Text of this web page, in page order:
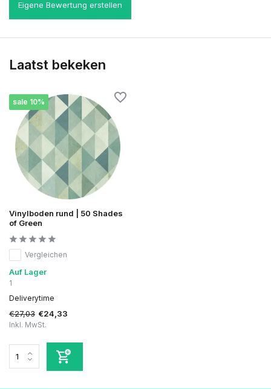
Eigene Bewertung erstellen
Laatst bekeken
sale 10%
Vinylboden rund | 50 Shades
of Green
Vergleichen
Auf Lager
1
Deliverytime
€27,03 €24,33
Inkl. MwSt.